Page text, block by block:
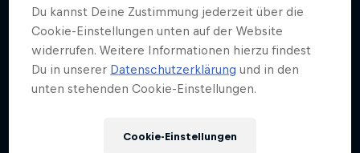
Du kannst Deine Zustimmung jederzeit über die
Cookie-Einstellungen unten auf der Website
widerrufen. Weitere Informationen hierzu findest
Du in unserer Datenschutzerklärung und in den
unten stehenden Cookie-Einstellungen.
Cookie-Einstellungen